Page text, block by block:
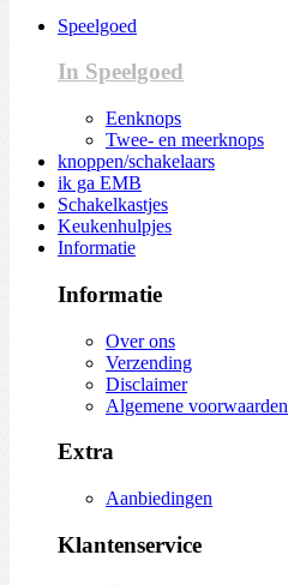
Speelgoed
In Speelgoed
Eenknops
Twee- en meerknops
knoppen/schakelaars
ik ga EMB
Schakelkastjes
Keukenhulpjes
Informatie
Informatie
Over ons
Verzending
Disclaimer
Algemene voorwaarden
Extra
Aanbiedingen
Klantenservice